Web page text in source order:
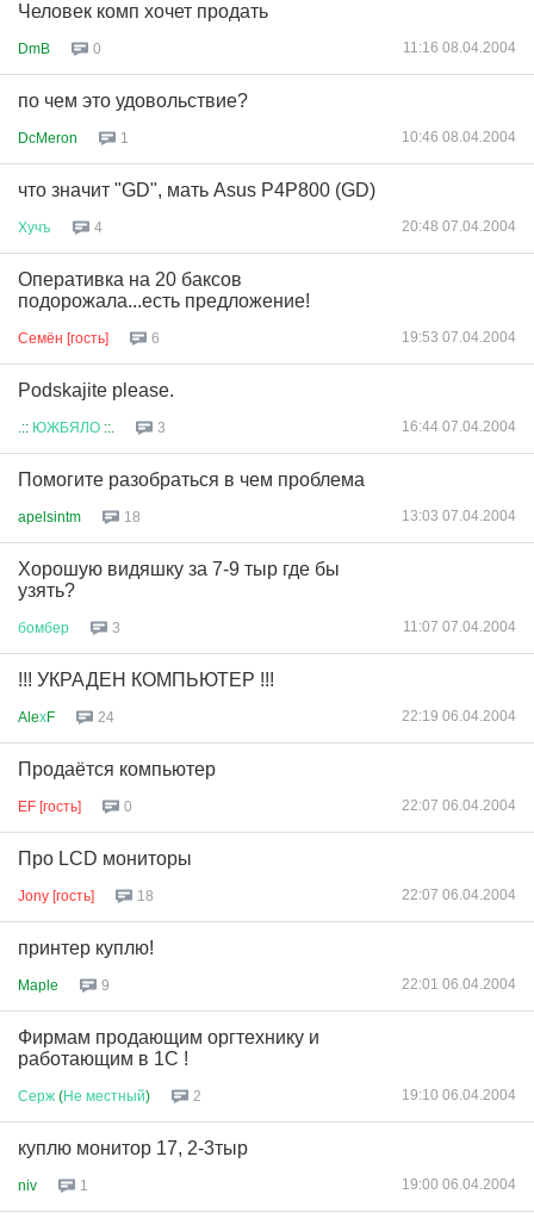
Человек комп хочет продать
DmB 0 11:16 08.04.2004
по чем это удовольствие?
DcMeron 1 10:46 08.04.2004
что значит "GD", мать Asus P4P800 (GD)
Хучъ 4 20:48 07.04.2004
Оперативка на 20 баксов
подорожала...есть предложение!
Семён [гость] 6 19:53 07.04.2004
Podskajite please.
.:: ЮЖБЯЛО ::. 3 16:44 07.04.2004
Помогите разобраться в чем проблема
apelsintm 18 13:03 07.04.2004
Хорошую видяшку за 7-9 тыр где бы
узять?
бомбер 3 11:07 07.04.2004
!!! УКРАДЕН КОМПЬЮТЕР !!!
AleхF 24 22:19 06.04.2004
Продаётся компьютер
EF [гость] 0 22:07 06.04.2004
Про LCD мониторы
Jony [гость] 18 22:07 06.04.2004
принтер куплю!
Maple 9 22:01 06.04.2004
Фирмам продающим оргтехнику и
работающим в 1С !
Серж (Не местный) 2 19:10 06.04.2004
куплю монитор 17, 2-3тыр
niv 1 19:00 06.04.2004